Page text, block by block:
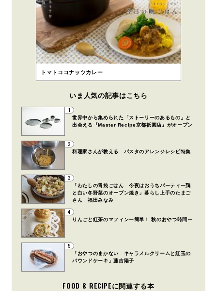
トマトココナッツカレー
いま人気の記事はこちら
1
世界中から集められた「ストーリーのあるもの」と
出会える『Master Recipe京都祇園店』がオープン
2
料理家さんが教える パスタのアレンジレシピ特集
3
「わたしの胃袋ごはん 今夜はおうちパーティー鶏
と白い冬野菜のオーブン焼き」暮らし上手のたまご
さん 福田みなみ
4
りんごと紅茶のマフィンー簡単！ 秋のおやつ時間ー
5
「おやつのまかない キャラメルクリームと紅玉の
パウンドケーキ」藤吉陽子
FOOD & RECIPEに関連する本